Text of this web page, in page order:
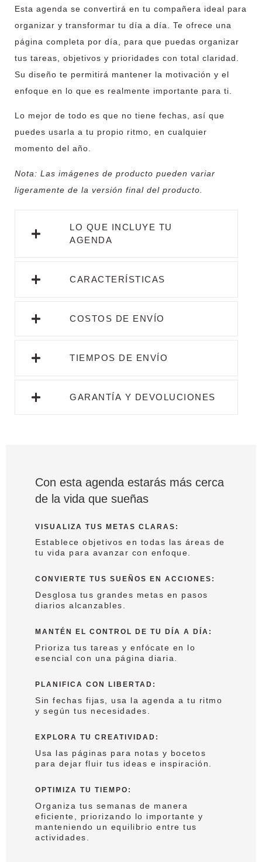
Esta agenda se convertirá en tu compañera ideal para
organizar y transformar tu día a día. Te ofrece una
página completa por día
, para que puedas organizar
tus tareas, objetivos y prioridades con total claridad.
Su diseño te permitirá mantener la motivación y el
enfoque en lo que es realmente importante para ti.
Lo mejor de todo es que no tiene fechas, así que
puedes usarla a tu propio ritmo, en cualquier
momento del año.
Nota: Las imágenes de producto pueden variar
ligeramente de la versión final del producto.
LO QUE INCLUYE TU
AGENDA
CARACTERÍSTICAS
COSTOS DE ENVÍO
TIEMPOS DE ENVÍO
GARANTÍA Y DEVOLUCIONES
Con esta agenda estarás más cerca
de la vida que sueñas
VISUALIZA TUS METAS CLARAS :
Establece objetivos en todas las áreas de
tu vida para avanzar con enfoque.
CONVIERTE TUS SUEÑOS EN ACCIONES :
Desglosa tus grandes metas en pasos
diarios alcanzables.
MANTÉN EL CONTROL DE TU DÍA A DÍA :
Prioriza tus tareas y enfócate en lo
esencial con una página diaria.
PLANIFICA CON LIBERTAD :
Sin fechas fijas, usa la agenda a tu ritmo
y según tus necesidades.
EXPLORA TU CREATIVIDAD :
Usa las páginas para notas y bocetos
para dejar fluir tus ideas e inspiración.
OPTIMIZA TU TIEMPO :
Organiza tus semanas de manera
eficiente, priorizando lo importante y
manteniendo un equilibrio entre tus
actividades.